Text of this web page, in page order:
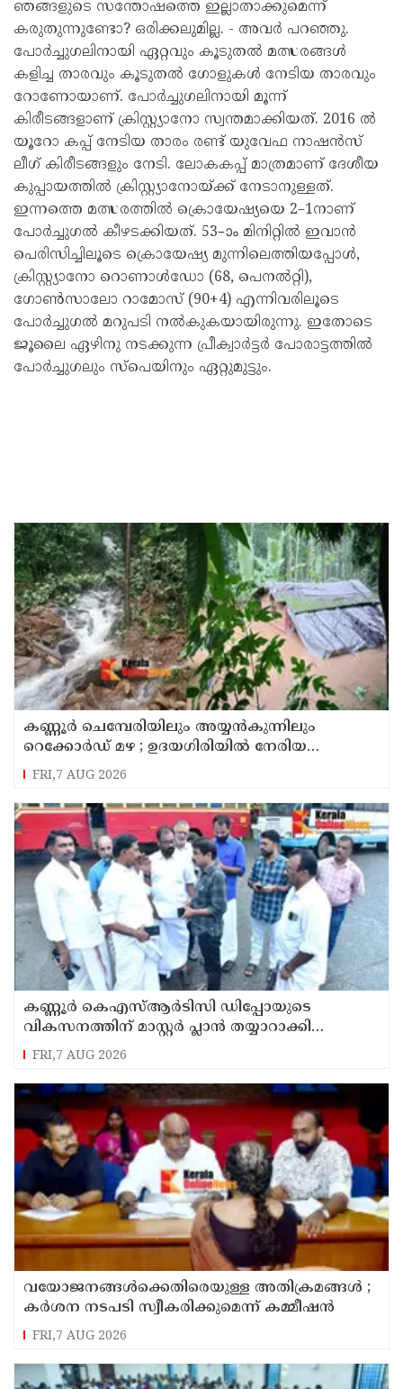
ഞങ്ങളുടെ സന്തോഷത്തെ ഇല്ലാതാക്കുമെന്ന്
കരുതുന്നുണ്ടോ? ഒരിക്കലുമില്ല. - അവര്‍ പറഞ്ഞു.
പോര്‍ച്ചുഗലിനായി ഏറ്റവും കൂടുതല്‍ മത്സരങ്ങള്‍
കളിച്ച താരവും കൂടുതല്‍ ഗോളുകള്‍ നേടിയ താരവും
റോണോയാണ്. പോര്‍ച്ചുഗലിനായി മൂന്ന്
കിരീടങ്ങളാണ് ക്രിസ്റ്റ്യാനോ സ്വന്തമാക്കിയത്. 2016 ല്‍
യൂറോ കപ്പ് നേടിയ താരം രണ്ട് യുവേഫ നാഷന്‍സ്
ലീഗ് കിരീടങ്ങളും നേടി. ലോകകപ്പ് മാത്രമാണ് ദേശീയ
കുപ്പായത്തില്‍ ക്രിസ്റ്റ്യാനോയ്ക്ക് നേടാനുള്ളത്.
ഇന്നത്തെ മത്സരത്തില്‍ ക്രൊയേഷ്യയെ 2–1നാണ്
പോർച്ചുഗൽ കീഴടക്കിയത്. 53–ാം മിനിറ്റിൽ ഇവാൻ
പെരിസിച്ചിലൂടെ ക്രൊയേഷ്യ മുന്നിലെത്തിയപ്പോൾ,
ക്രിസ്റ്റ്യാനോ റൊണാൾഡോ (68, പെനൽറ്റി),
ഗോൺസാലോ റാമോസ് (90+4) എന്നിവരിലൂടെ
പോർച്ചുഗൽ മറുപടി നൽകുകയായിരുന്നു. ഇതോടെ
ജൂലൈ ഏഴിനു നടക്കുന്ന പ്രീക്വാർട്ടർ പോരാട്ടത്തിൽ
പോർച്ചുഗലും സ്പെയിനും ഏറ്റുമുട്ടും.
കണ്ണൂർ ചെമ്പേരിയിലും അയ്യൻകുന്നിലും
റെക്കോർഡ് മഴ ; ഉദയഗിരിയിൽ നേരിയ
ഉരുൾപൊട്ടൽ; 13 പേരെ ക്യാമ്പിലേക്ക് മാറ്റി
FRI,7 AUG 2026
കണ്ണൂർ കെഎസ്ആർടിസി ഡിപ്പോയുടെ
വികസനത്തിന് മാസ്റ്റർ പ്ലാൻ തയ്യാറാക്കി
സമർപ്പിക്കും : ടി ഒ മോഹനൻ എം എൽ എ
FRI,7 AUG 2026
വയോജനങ്ങൾക്കെതിരെയുള്ള അതിക്രമങ്ങൾ ;
കർശന നടപടി സ്വീകരിക്കുമെന്ന് കമ്മീഷൻ
FRI,7 AUG 2026